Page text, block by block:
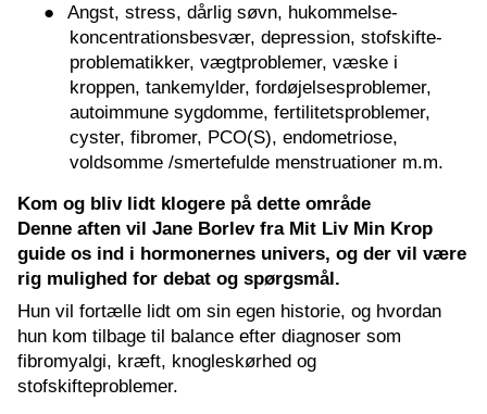
●
Angst, stress, dårlig søvn, hukommelse-
koncentrationsbesvær, depression, stofskifte-
problematikker, vægtproblemer, væske i
kroppen, tankemylder, fordøjelsesproblemer,
autoimmune sygdomme, fertilitetsproblemer,
cyster, fibromer, PCO(S), endometriose,
voldsomme /smertefulde menstruationer m.m.
Kom og bliv lidt klogere på dette område
Denne aften vil Jane Borlev fra Mit Liv Min Krop
guide os ind i hormonernes univers, og der vil være
rig mulighed for debat og spørgsmål.
Hun vil fortælle lidt om sin egen historie, og hvordan
hun kom tilbage til balance efter diagnoser som
fibromyalgi, kræft, knogleskørhed og
stofskifteproblemer.